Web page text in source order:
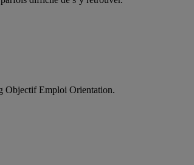
Objectif Emploi Orientation.